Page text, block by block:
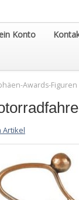
Konto
Awards-Figuren
Artikel